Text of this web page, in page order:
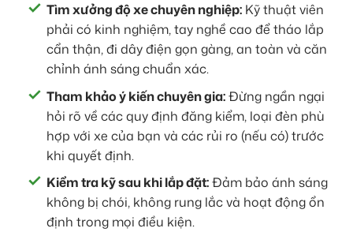
Tìm xưởng độ xe chuyên nghiệp: Kỹ thuật viên
phải có kinh nghiệm, tay nghề cao để tháo lắp
cẩn thận, đi dây điện gọn gàng, an toàn và căn
chỉnh ánh sáng chuẩn xác.
Tham khảo ý kiến chuyên gia:Đừng ngần ngại
hỏi rõ về các quy định đăng kiểm, loại đèn phù
hợp với xe của bạn và các rủi ro (nếu có) trước
khi quyết định.
Kiểm tra kỹ sau khi lắp đặt:Đảm bảo ánh sáng
không bị chói, không rung lắc và hoạt động ổn
định trong mọi điều kiện.